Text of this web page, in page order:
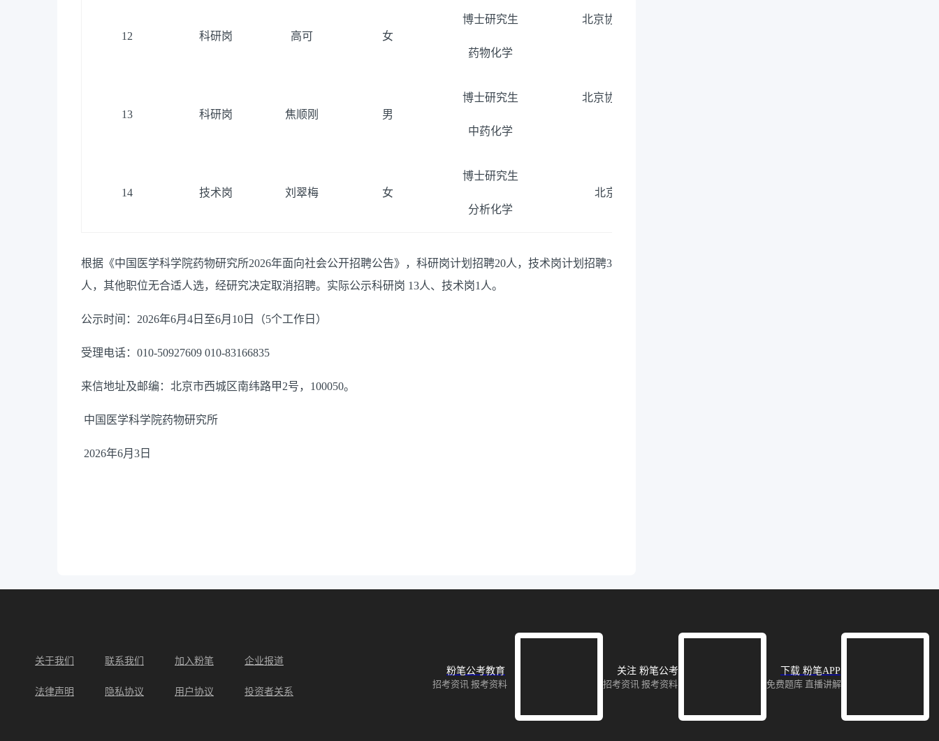
12 科研岗 高可 女
博士研究生
药物化学
北京协和医学院 药物研究所
13 科研岗 焦顺刚 男
博士研究生
中药化学
北京协和医学院 药物研究所
14 技术岗 刘翠梅 女
博士研究生
分析化学
北京清谱科技有限公司
根据《中国医学科学院药物研究所2026年面向社会公开招聘公告》，科研岗计划招聘20人，技术岗计划招聘3
人，其他职位无合适人选，经研究决定取消招聘。实际公示科研岗 13人、技术岗1人。
公示时间：2026年6月4日至6月10日（5个工作日）
受理电话：010-50927609 010-83166835
来信地址及邮编：北京市西城区南纬路甲2号，100050。
中国医学科学院药物研究所
2026年6月3日
关于我们 联系我们 加入粉笔 企业报道
法律声明 隐私协议 用户协议 投资者关系
粉笔公考教育
招考资讯 报考资料
关注 粉笔公考
招考资讯 报考资料
下载 粉笔APP
免费题库 直播讲解